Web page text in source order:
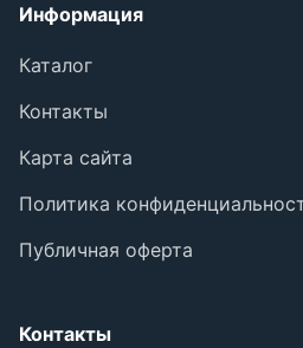
Информация
Каталог
Контакты
Карта сайта
Политика
Публичная оферта
Контакты